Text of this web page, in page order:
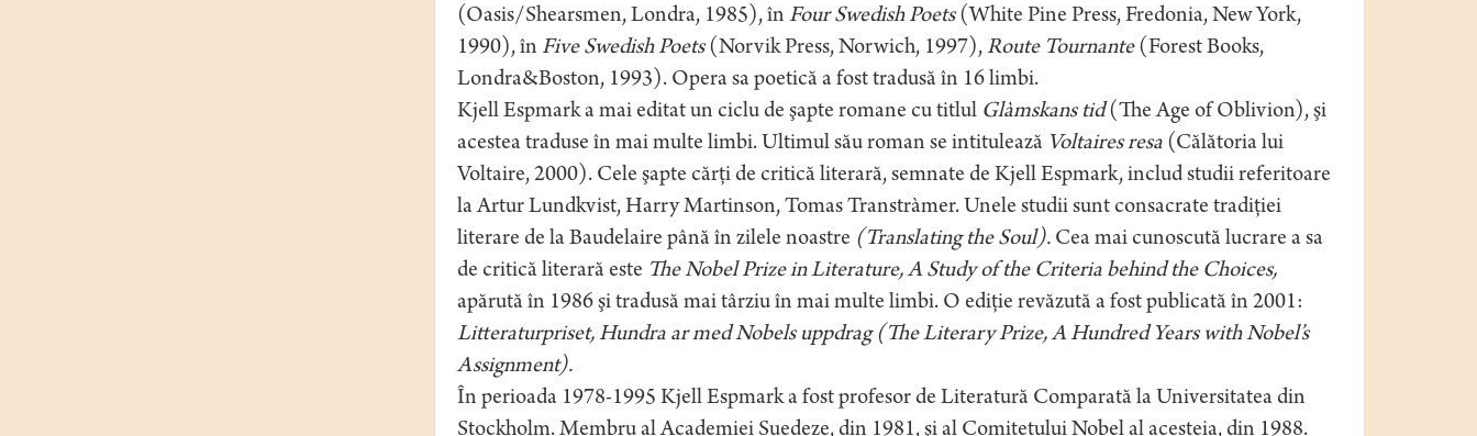
(Oasis/Shearsmen, Londra, 1985), în Four Swedish Poets(White Pine Press, Fredonia, New York,
1990), în Five Swedish Poets(Norvik Press, Norwich, 1997),Route Tournante(Forest Books,
Londra&Boston, 1993). Opera sa poetică a fost tradusă în 16 limbi.
Kjell Espmark a mai editat un ciclu de şapte romane cu titlul Glàmskans tid(The Age of Oblivion), şi
acestea traduse în mai multe limbi. Ultimul său roman se intitulează Voltaires resa (Călătoria lui
Voltaire, 2000). Cele şapte cărţi de critică literară, semnate de Kjell Espmark, includ studii referitoare
la Artur Lundkvist, Harry Martinson, Tomas Transtràmer. Unele studii sunt consacrate tradiţiei
literare de la Baudelaire până în zilele noastre (Translating the Soul). Cea mai cunoscută lucrare a sa
de critică literară este The Nobel Prize in Literature, A Study of the Criteria behind the Choices,
apărută în 1986 şi tradusă mai târziu în mai multe limbi. O ediţie revăzută a fost publicată în 2001:
Litteraturpriset, Hundra ar med Nobels uppdrag (The Literary Prize, A Hundred Years with Nobel’s
Assignment).
În perioada 1978-1995 Kjell Espmark a fost profesor de Literatură Comparată la Universitatea din
Stockholm. Membru al Academiei Suedeze, din 1981, şi al Comitetului Nobel al acesteia, din 1988.